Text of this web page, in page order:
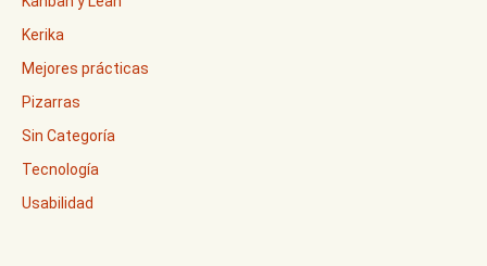
Kerika
Mejores prácticas
Pizarras
Sin Categoría
Tecnología
Usabilidad